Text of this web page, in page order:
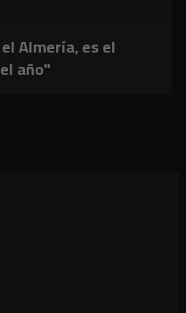
Almería, es el
año"